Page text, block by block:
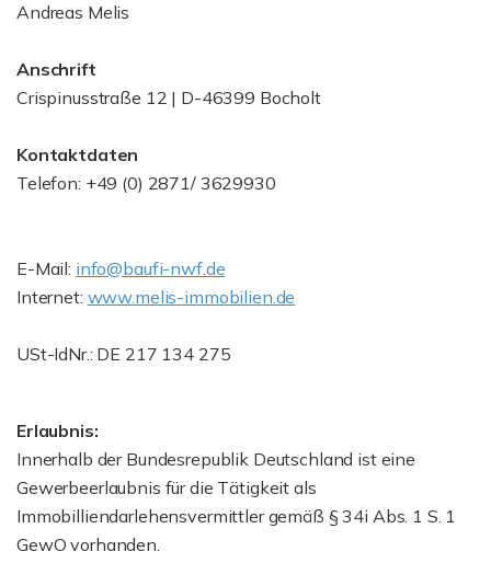
Andreas Melis
Anschrift
Crispinusstraße 12 | D-46399 Bocholt
Kontaktdaten
Telefon: +49 (0) 2871/ 3629930
E-Mail: info@baufi-nwf.de
Internet: www.melis-immobilien.de
USt-IdNr.: DE 217 134 275
Erlaubnis:
Innerhalb der Bundesrepublik Deutschland ist eine
Gewerbeerlaubnis für die Tätigkeit als
Immobilliendarlehensvermittler gemäß § 34i Abs. 1 S. 1
GewO vorhanden.